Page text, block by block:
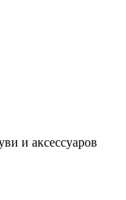
и аксессуаров